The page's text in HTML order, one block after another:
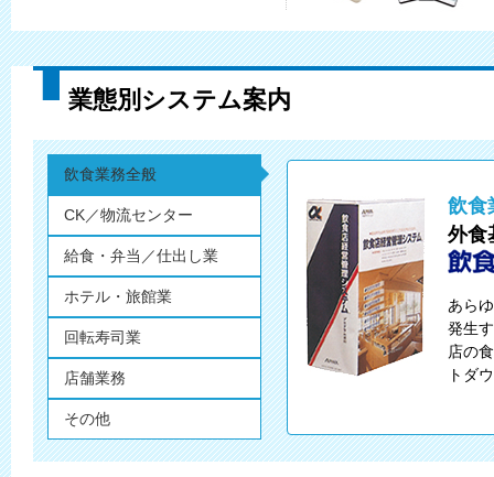
業態別システム案内
飲食業務全般
CK／物流センター
給食・弁当／仕出し業
ホテル・旅館業
回転寿司業
店舗業務
その他
飲食
外食
あら
発生
店の
トダ